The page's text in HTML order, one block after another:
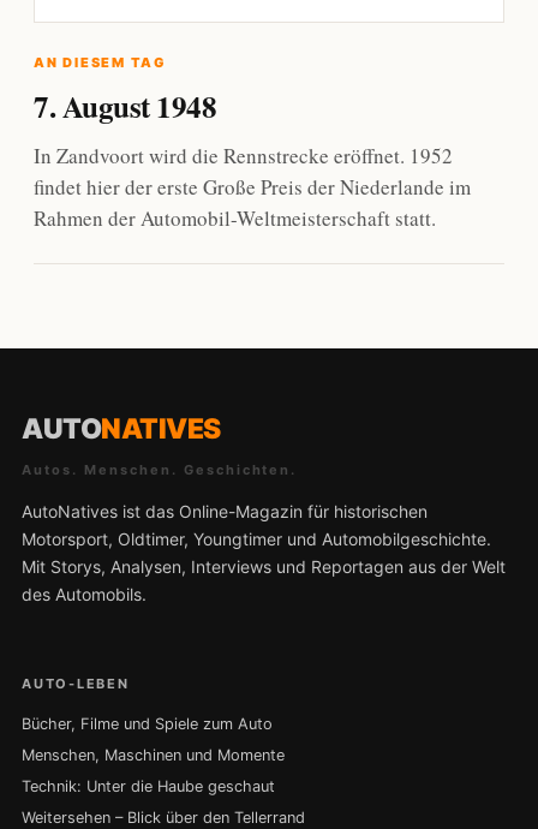
AN DIESEM TAG
7. August 1948
In Zandvoort wird die Rennstrecke eröffnet. 1952
findet hier der erste Große Preis der Niederlande im
Rahmen der Automobil-Weltmeisterschaft statt.
AUTONATIVES
Autos. Menschen. Geschichten.
AutoNatives ist das Online-Magazin für historischen
Motorsport, Oldtimer, Youngtimer und Automobilgeschichte.
Mit Storys, Analysen, Interviews und Reportagen aus der Welt
des Automobils.
AUTO-LEBEN
Bücher, Filme und Spiele zum Auto
Menschen, Maschinen und Momente
Technik: Unter die Haube geschaut
Weitersehen – Blick über den Tellerrand